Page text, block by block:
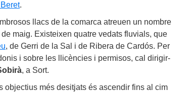
.
llacs de la comarca atreuen un nombre
maig. Existeixen quatre vedats fluvials, que
, de Gerri de la Sal i de Ribera de Cardós. Per
i sobre les llicències i permisos, cal dirigir-
, a Sort.
objectius més desitjats és ascendir fins al cim